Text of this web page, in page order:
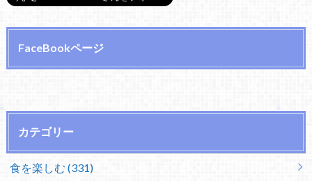
FaceBookページ
カテゴリー
食を楽しむ (331)